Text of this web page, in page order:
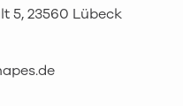
5, 23560 Lübeck